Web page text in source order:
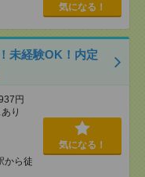
気になる！
未経験OK！内定
円
り
から徒
気になる！